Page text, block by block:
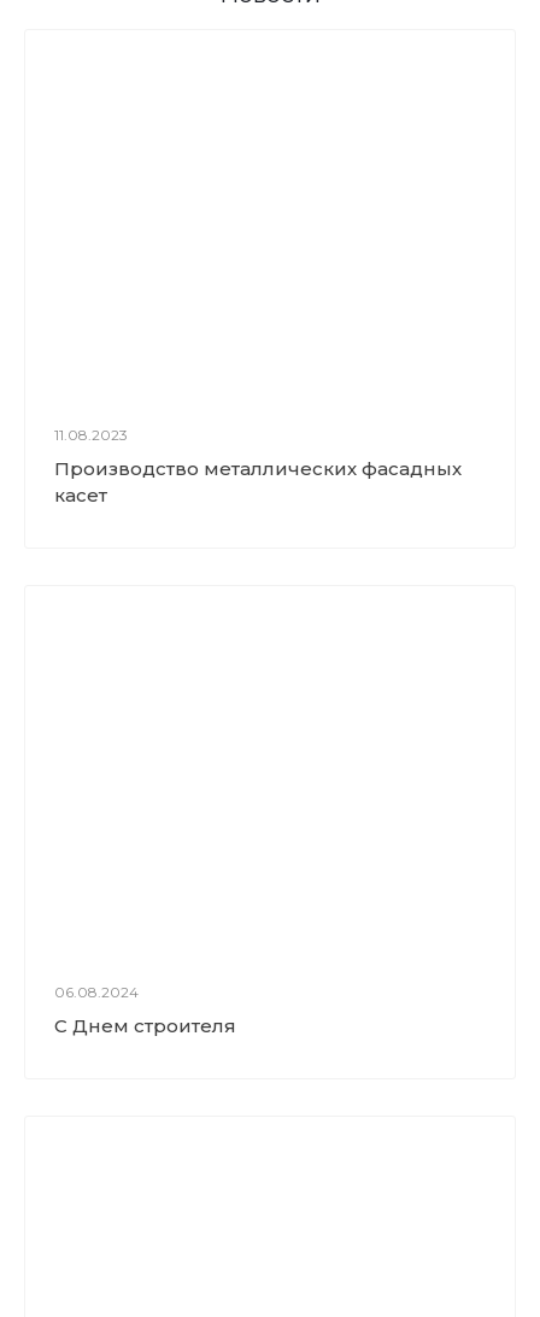
11.08.2023
Производство металлических фасадных
касет
06.08.2024
С Днем строителя